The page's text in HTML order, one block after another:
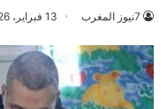
7نيوز المغرب 13 فبراير، 2026